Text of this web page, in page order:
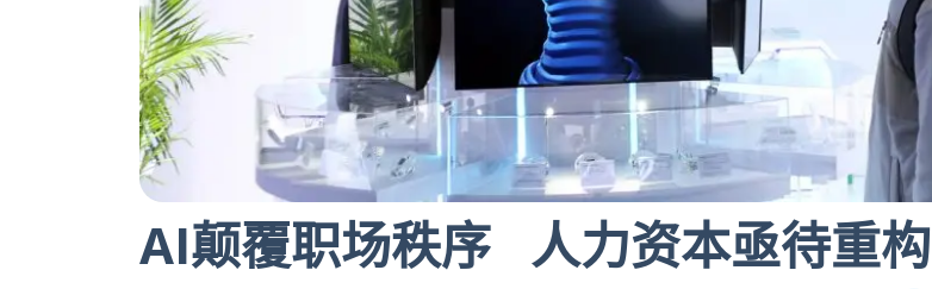
AI颠覆职场秩序 人力资本亟待重构